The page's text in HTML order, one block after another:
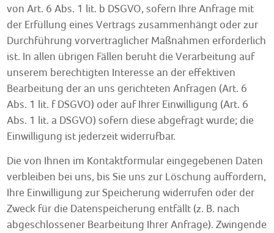
von Art. 6 Abs. 1 lit. b DSGVO, sofern Ihre Anfrage mit
der Erfüllung eines Vertrags zusammenhängt oder zur
Durchführung vorvertraglicher Maßnahmen erforderlich
ist. In allen übrigen Fällen beruht die Verarbeitung auf
unserem berechtigten Interesse an der effektiven
Bearbeitung der an uns gerichteten Anfragen (Art. 6
Abs. 1 lit. f DSGVO) oder auf Ihrer Einwilligung (Art. 6
Abs. 1 lit. a DSGVO) sofern diese abgefragt wurde; die
Einwilligung ist jederzeit widerrufbar.
Die von Ihnen im Kontaktformular eingegebenen Daten
verbleiben bei uns, bis Sie uns zur Löschung auffordern,
Ihre Einwilligung zur Speicherung widerrufen oder der
Zweck für die Datenspeicherung entfällt (z. B. nach
abgeschlossener Bearbeitung Ihrer Anfrage). Zwingende